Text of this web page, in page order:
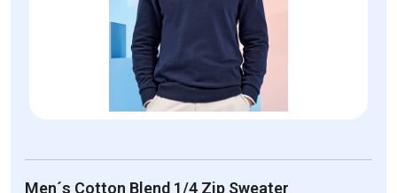
Men´s Cotton Blend 1/4 Zip Sweater